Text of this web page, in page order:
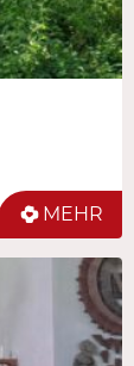
MEHR